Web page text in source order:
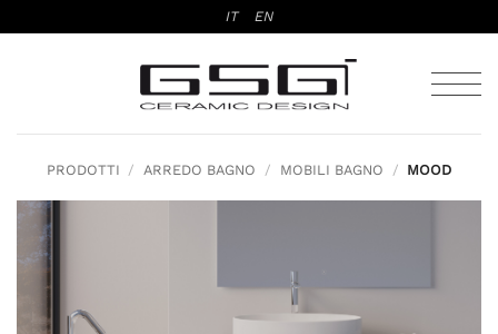
ai
IT EN
PRODOTTI / ARREDO BAGNO / MOBILI BAGNO / MOOD